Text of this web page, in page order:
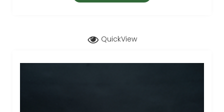
QuickView